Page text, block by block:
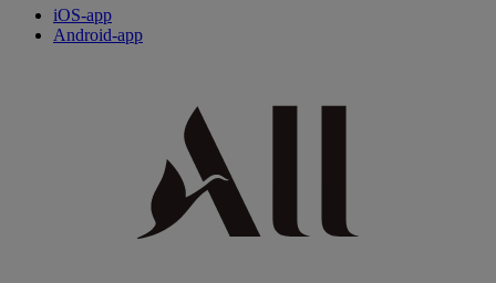
iOS-app
Android-app